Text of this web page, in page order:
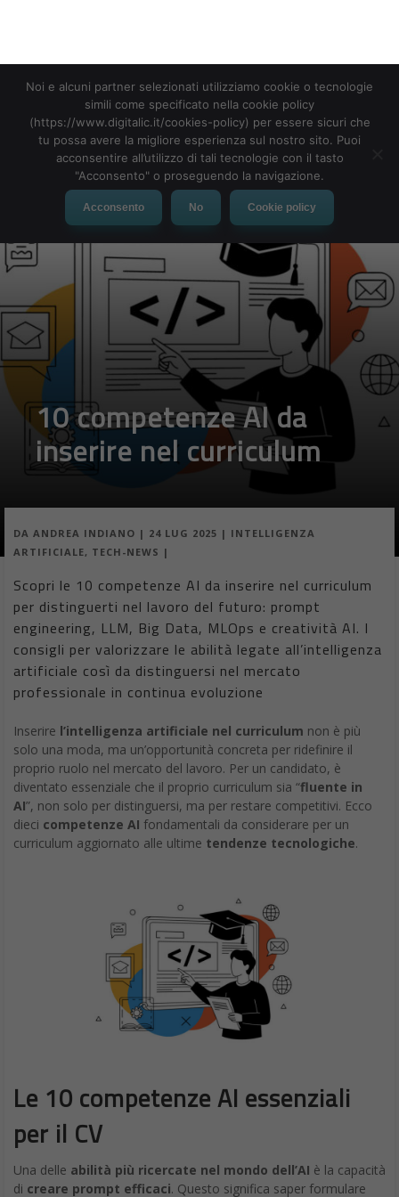
10 competenze AI da
inserire nel curriculum
INTELLIGENZA
per distinguerti nel lavoro del futuro: prompt
engineering, LLM, Big Data, MLOps e creatività AI. I
consigli per valorizzare le abilità legate all’intelligenza
artificiale così da distinguersi nel mercato
professionale in continua evoluzione
Inserirel’intelligenza artificiale nel curriculum
solo una moda, ma un’opportunità concreta per ridefinire il
proprio ruolo nel mercato del lavoro. Per un candidato, è
diventato essenziale che il proprio curriculum sia “
fluente in
”, non solo per distinguersi, ma per restare competitivi. Ecco
competenze AI
fondamentali da considerare per un
curriculum aggiornato alle ultime
tendenze tecnologiche
Le 10 competenze AI essenziali
Una delleabilità più ricercate nel mondo dell’AIè la capacità
creare prompt efficaci
istruzioni chiare e precise (prompt) per i modelli di
generativa , comprendendo a fondo come i modelli LLM
(Large Language Models)processano le informazioni.
acconsentire all’utilizzo di tali tecnologie con il tasto
"Acconsento" o proseguendo la navigazione.
Acconsento No Cookie policy